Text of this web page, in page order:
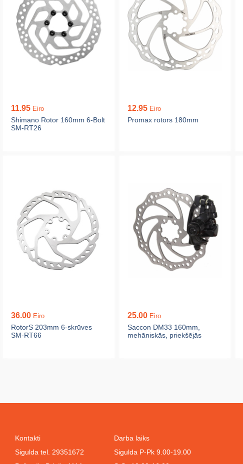
11.95 Eiro
Shimano Rotor 160mm 6-Bolt
SM-RT26
12.95 Eiro
Promax rotors 180mm
36.00 Eiro
RotorS 203mm 6-skrūves
SM-RT66
25.00 Eiro
Saccon DM33 160mm,
mehāniskās, priekšējās
Kontakti
Sigulda tel. 29351672
Darba laiks
Sigulda P-Pk 9.00-19.00